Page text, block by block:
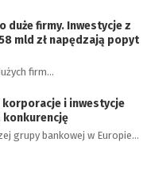
duże firmy. Inwestycje z
mld zł napędzają popyt
firm…
korporacje i inwestycje
konkurencję
grupy bankowej w Europie…